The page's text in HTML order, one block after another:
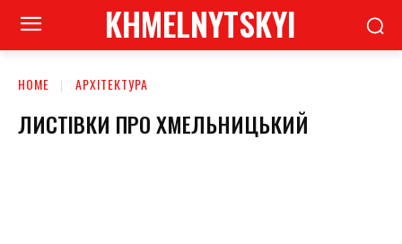
KHMELNYTSKYI
HOME АРХІТЕКТУРА
ЛИСТІВКИ ПРО ХМЕЛЬНИЦЬКИЙ